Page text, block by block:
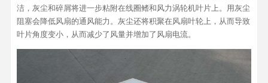
洁，灰尘和碎屑将进一步粘附在线圈鳍和风力涡轮机叶片上。用灰尘
阻塞会降低风扇的通风能力。灰尘还将积聚在风扇叶轮上，从而导致
叶片角度变小，从而减少了风量并增加了风扇电流。